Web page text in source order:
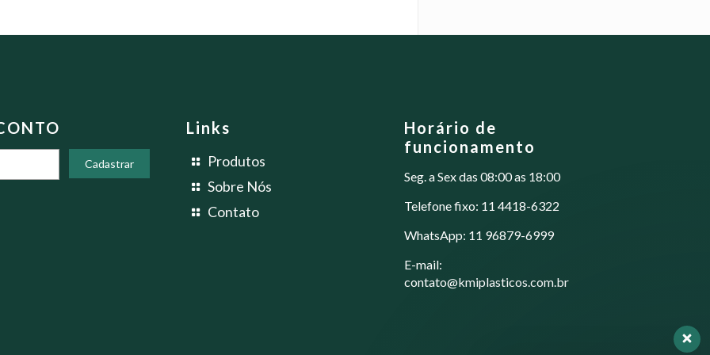
opções
página
produto
Links
Produtos
Sobre Nós
Contato
Horário de
funcionamento
Seg. a Sex das 08:00 as 18:00
Telefone fixo: 11 4418-6322
WhatsApp: 11 96879-6999
E-mail:
contato@kmiplasticos.com.br